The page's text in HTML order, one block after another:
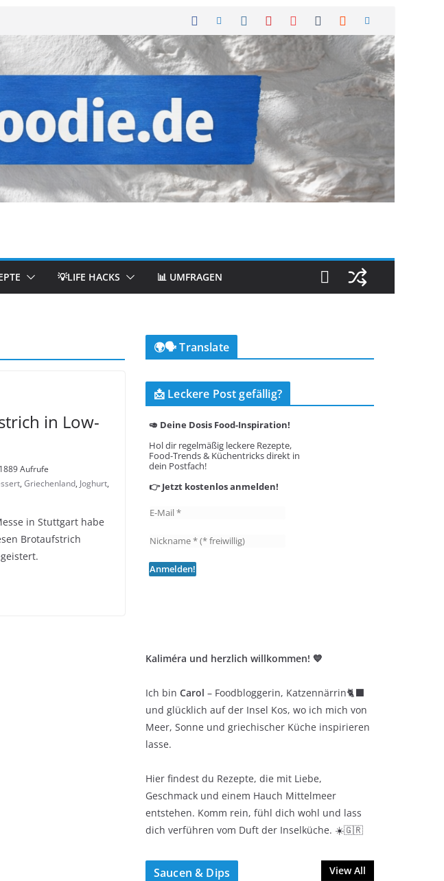
💡LIFE HACKS 📊 UMFRAGEN
in Low-
1889 Aufrufe
, Griechenland, Joghurt,
in Stuttgart habe
Brotaufstrich
🌍🗣️ Translate
📩 Leckere Post gefällig?
🥑 Deine Dosis Food-Inspiration!
Hol dir regelmäßig leckere Rezepte,
Food-Trends & Küchentricks direkt in
dein Postfach!
👉 Jetzt kostenlos anmelden!
Kaliméra und herzlich willkommen! 💙
Ich bin Carol – Foodbloggerin, Katzennärrin🐈‍⬛
und glücklich auf der Insel Kos, wo ich mich von
Meer, Sonne und griechischer Küche inspirieren
lasse.
Hier findest du Rezepte, die mit Liebe,
Geschmack und einem Hauch Mittelmeer
entstehen. Komm rein, fühl dich wohl und lass
dich verführen vom Duft der Inselküche. ☀️🇬🇷
Saucen & Dips View All